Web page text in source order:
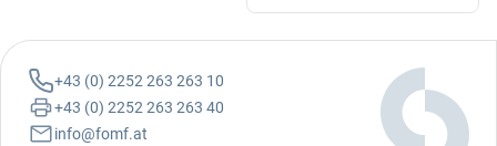
+43 (0) 2252 263 263 10
+43 (0) 2252 263 263 40
info@fomf.at